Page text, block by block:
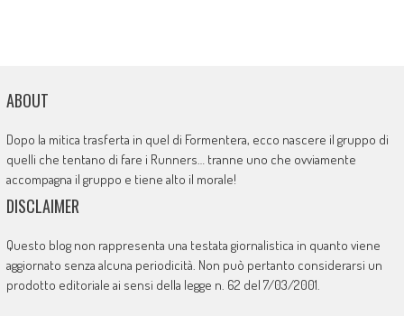
ABOUT
Dopo la mitica trasferta in quel di Formentera, ecco nascere il gruppo di
quelli che tentano di fare i Runners… tranne uno che ovviamente
accompagna il gruppo e tiene alto il morale!
DISCLAIMER
Questo blog non rappresenta una testata giornalistica in quanto viene
aggiornato senza alcuna periodicità. Non può pertanto considerarsi un
prodotto editoriale ai sensi della legge n. 62 del 7/03/2001.